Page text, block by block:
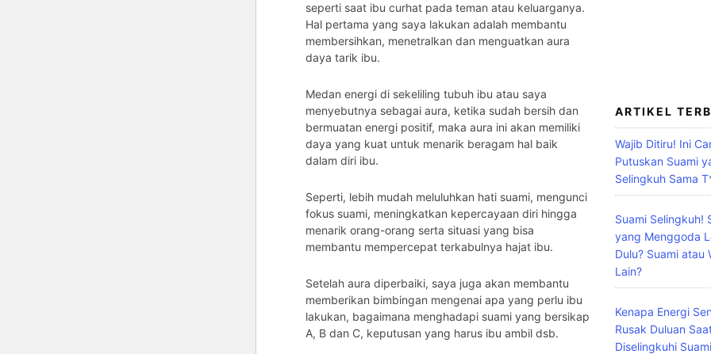
seperti saat ibu curhat pada teman atau keluarganya.
Hal pertama yang saya lakukan adalah membantu
membersihkan, menetralkan dan menguatkan aura
daya tarik ibu.
Medan energi di sekeliling tubuh ibu atau saya
menyebutnya sebagai aura, ketika sudah bersih dan
bermuatan energi positif, maka aura ini akan memiliki
daya yang kuat untuk menarik beragam hal baik
dalam diri ibu.
Seperti, lebih mudah meluluhkan hati suami, mengunci
fokus suami, meningkatkan kepercayaan diri hingga
menarik orang-orang serta situasi yang bisa
membantu mempercepat terkabulnya hajat ibu.
Setelah aura diperbaiki, saya juga akan membantu
memberikan bimbingan mengenai apa yang perlu ibu
lakukan, bagaimana menghadapi suami yang bersikap
A, B dan C, keputusan yang harus ibu ambil dsb.
ARTIKEL
Wajib Ditiru! Ini
Putuskan Suami
Selingkuh Sama
Suami Selingkuh!
yang Menggoda
Dulu? Suami atau
Lain?
Kenapa Energi
Rusak Duluan
Diselingkuhi